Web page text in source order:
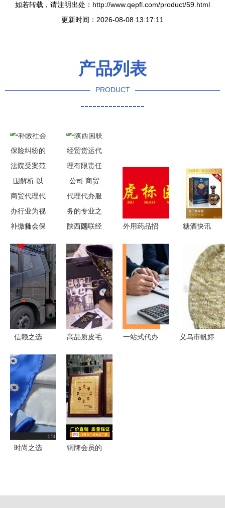
如若转载，请注明出处：http://www.qepfl.com/product/59.html
更新时间：2026-08-08 13:17:11
产品列表
PRODUCT
----------------
补缴社会保
院受案范围
解析 以商
贸代理代办
行业为视角
陕西国联经
有限责任公
司 商贸代
理代办服务
的专业之选
外用药品招
品代理,外
用产品,外
用药品网
糖酒快讯
办服务助力
食品商务高
效发展
信赖之选
运输公司
——整车物
流托运与商
贸代理代办
服务体验记
高品质皮毛
工厂直供
招募微信与
实体代理，
打造轻奢保
暖新商机
一站式代办
义乌市帆婷
时尚之选
铜牌会员的